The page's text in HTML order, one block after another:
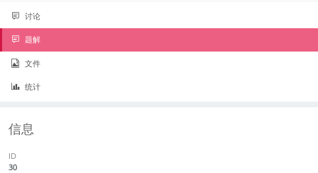
讨论
题解
文件
统计
信息
ID
30